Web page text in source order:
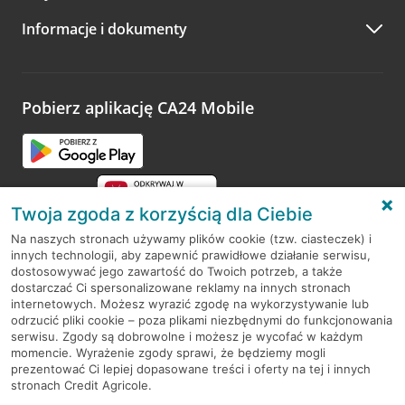
Zachęcamy do podzielenia się z nami opinią o wizycie.
opinie.
Informacje i dokumenty
Pobierz aplikację CA24 Mobile
RODO
Regulamin serwisu
Mapa serwisu
PolitykaCookies
Twoja zgoda z korzyścią dla Ciebie
Na naszych stronach używamy plików cookie (tzw. ciasteczek) i
innych technologii, aby zapewnić prawidłowe działanie serwisu,
dostosowywać jego zawartość do Twoich potrzeb, a także
dostarczać Ci spersonalizowane reklamy na innych stronach
internetowych. Możesz wyrazić zgodę na wykorzystywanie lub
odrzucić pliki cookie – poza plikami niezbędnymi do funkcjonowania
serwisu. Zgody są dobrowolne i możesz je wycofać w każdym
momencie. Wyrażenie zgody sprawi, że będziemy mogli
prezentować Ci lepiej dopasowane treści i oferty na tej i innych
stronach Credit Agricole.